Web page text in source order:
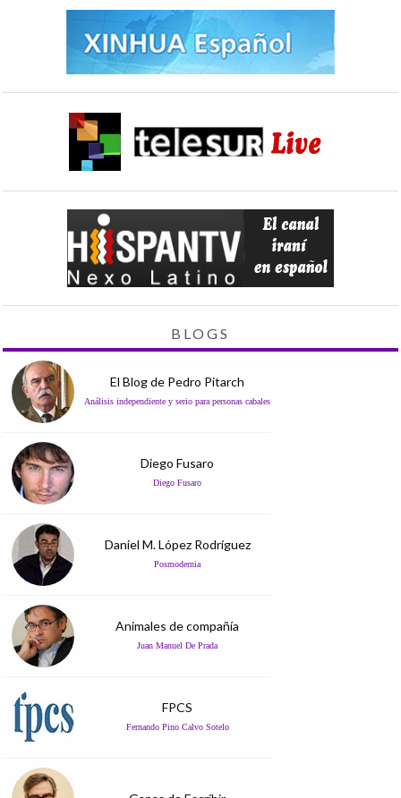
BLOGS
El Blog de Pedro Pitarch
Análisis independiente y serio para personas cabales
Diego Fusaro
Diego Fusaro
Daniel M. López Rodríguez
Posmodernia
Animales de compañía
Juan Manuel De Prada
FPCS
Fernando Pino Calvo Sotelo